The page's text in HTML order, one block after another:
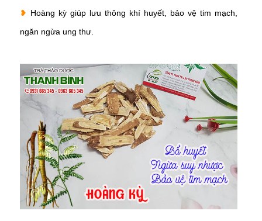
❥ Hoàng kỳ giúp lưu thông khí huyết, bảo vệ tim mạch,
ngăn ngừa ung thư.